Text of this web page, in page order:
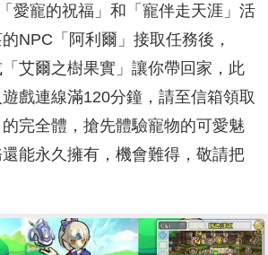
愛寵的祝福」和「寵伴走天涯」活
NPC「阿利爾」接取任務後，
「艾爾之樹果實」讓你帶回家，此
戲連線滿120分鐘，請至信箱領取
完全體，搶先體驗寵物的可愛魅
能永久擁有，機會難得，敬請把